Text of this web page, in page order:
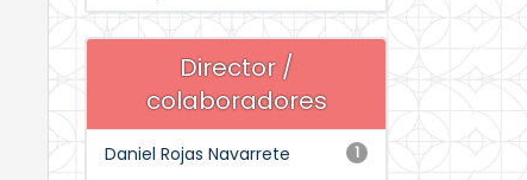
Director /
colaboradores
1
Daniel Rojas Navarrete